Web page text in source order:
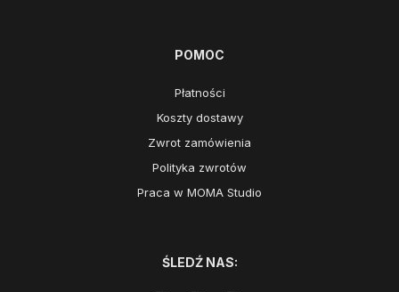
POMOC
Płatności
Koszty dostawy
Zwrot zamówienia
Polityka zwrotów
Praca w MOMA Studio
ŚLEDŹ NAS: